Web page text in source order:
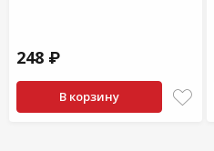
248 ₽
В корзину